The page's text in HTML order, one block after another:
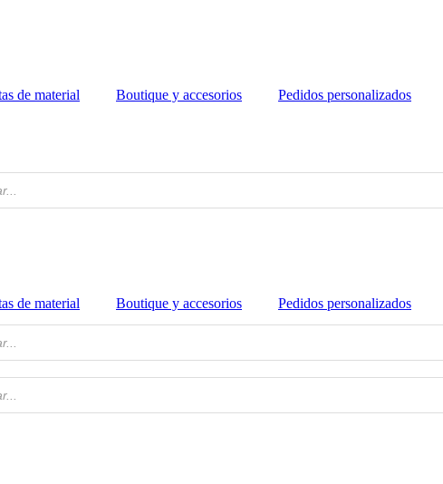
de material Boutique y accesorios Pedidos personalizados
de material Boutique y accesorios Pedidos personalizados